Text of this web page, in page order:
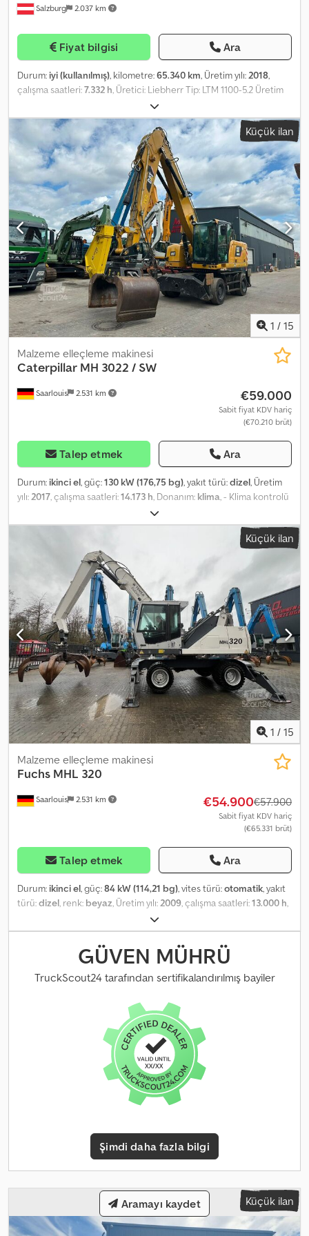
Displacement: 16 cm³ • Max. feed pressure: 300 bar • Gearbox:
rpm • Slew brake: hydraulic brake valve • Holding brake: spring-
loaded multi-disc brake Jib luffing winch: • Gear group: 1Em •
Motor: hydraulic constant motor • Displacement: 16 cm³ • Max.
feed pressure: 220 bar • Gearbox: planetary gear, i=92 • Drum
diameter: 200 mm • Max. rope pull: 38 kN • Max. speed: 18 m/min •
Holding brake: spring-loaded multi-disc brake • With limit switch
Load / moment limiter: • Pressure switch on hoisting gear motor •
Mechanical switch activated by bending of the tower slewing
platform Tower: • Working height: 20.8 m • Outer tower: length 9.9
m Inner tower: 11 m Jib: • Lattice construction trolley jib; can be
set either horizontal or at a 30° incline • 1st jib section: length 11 m
/ 2nd jib section: 11.1 m / 3rd jib section: 7.8 m - German machine! -
Ready for operation! Errors and prior sale excepted! = Further
information = Main boom length: 30.4 m
Salzburg 2.037 km
Fiyat bilgisi Ara
Durum: iyi (kullanılmış), kilometre:65.340 km, Üretim yılı:2018,
çalışma saatleri:7.332 h, Üretici: Liebherr Tip: LTM 1100-5.2 Üretim
Yılı: 2018 Kapasite (ton): 100 ton Ana Bom: 52 m Uç Bom: 19 m
Crjdsznmawspfx Aczsf Kilometre: 65.340 km Çalışma Saati: 7.332
saat Şasi Çalışma Saati: 3.092 saat Lastikler: 445/95 R25 Küçük ilan
1 / 15
Saarlouis 2.531 km
Malzeme elleçleme makinesi
Caterpillar MH 3022 / SW
€59.000
Sabit fiyat KDV hariç
(€70.210 brüt)
Talep etmek Ara
Durum: ikinci el, güç:130 kW (176,75 bg), yakıt türü:dizel, Üretim
yılı:2017, çalışma saatleri:14.173 h, Donanım: klima, - Klima kontrolü
Küçük ilan
1 / 15
Saarlouis 2.531 km
Malzeme elleçleme makinesi
Fuchs MHL 320
€54.900€57.900
Sabit fiyat KDV hariç
(€65.331 brüt)
Talep etmek Ara
Durum: ikinci el, güç:84 kW (114,21 bg), vites türü:otomatik, yakıt
türü:dizel, renk: beyaz, Üretim yılı:2009, çalışma saatleri:13.000 h,
Fuchs Terex MHL 320 Dahili numara: 24E009 Üretim yılı: 2009
Çalışma saati: 13.011 h Motor: Deutz, 4 silindir Güç: 84 kW 4x destek
ayağı Polip kepçe RX 126-1 RSV Yükseltilebilen kabin Crodpfoyc
Uxfex Aczof = Ek bilgiler = Silindir sayısı: 4 Motor markası: Deutz
GÜVEN MÜHRÜ
TruckScout24 tarafından sertifikalandırılmış bayiler
Şimdi daha fazla bilgi
Küçük ilan
Aramayı kaydet